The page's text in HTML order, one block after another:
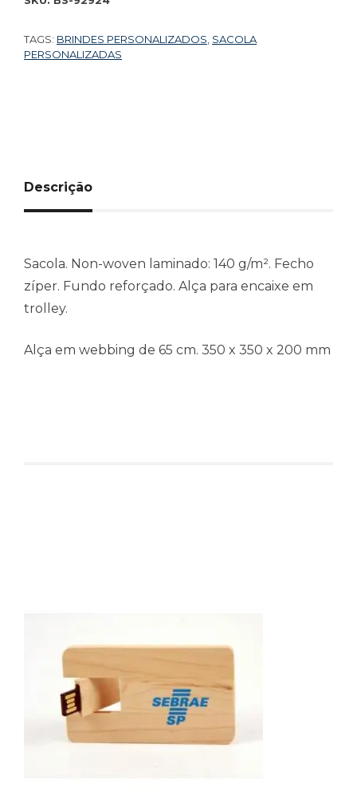
TAGS: BRINDES PERSONALIZADOS SACOLA
PERSONALIZADAS
Descrição
Sacola. Non-woven laminado: 140 g/m². Fecho
zíper. Fundo reforçado. Alça para encaixe em
trolley.
Alça em webbing de 65 cm. 350 x 350 x 200 mm